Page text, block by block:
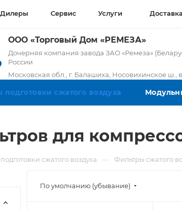
Дилеры Сервис Услуги
ООО «Торговый Дом «РЕМЕЗА»
Дочерняя компания завода ЗАО «Ремеза»
России
Московская обл., г. Балашиха, Носовихинское ш.,
подготовки сжатого воздуха
для
сжатого воздуха — Фильтры сжатого
По умолчанию (убывание)